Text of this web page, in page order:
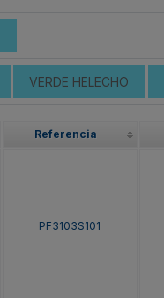
VERDE HELECHO
Referencia
PF3103S101